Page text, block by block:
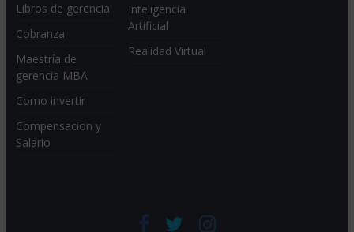
Libros de gerencia
Cobranza
Maestría de
gerencia MBA
Como invertir
Compensacion y
Salario
Inteligencia
Artificial
Realidad Virtual